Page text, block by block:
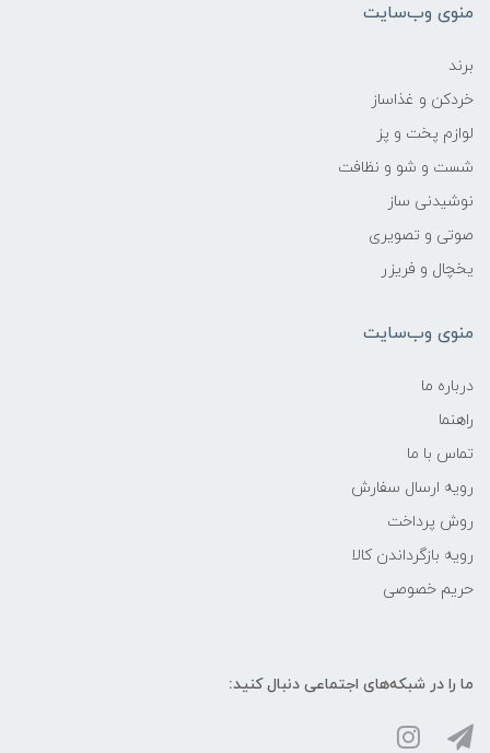
منوی وب‌سایت
برند
خردکن و غذاساز
لوازم پخت و پز
شست و شو و نظافت
نوشیدنی ساز
صوتی و تصویری
یخچال و فریزر
منوی وب‌سایت
درباره ما
راهنما
تماس با ما
رویه ارسال سفارش
روش پرداخت
رویه‌ بازگرداندن کالا
حریم خصوصی
ما را در شبکه‌های اجتماعی دنبال کنید: